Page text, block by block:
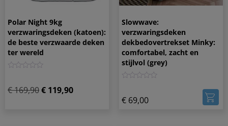
Polar Night 9kg
verzwaringsdeken (katoen):
de beste verzwaarde deken
ter wereld
€169,90€ 119,90
Slowwave:
verzwaringsdeken
dekbedovertrekset Minky:
comfortabel, zacht en
stijlvol (grey)
€ 69,00